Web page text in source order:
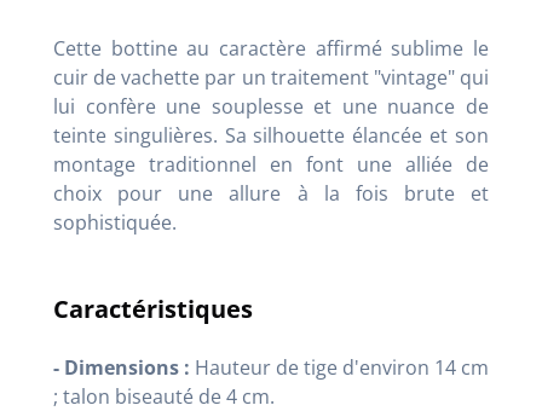
Cette bottine au caractère affirmé sublime le
cuir de vachette par un traitement "vintage" qui
lui confère une souplesse et une nuance de
teinte singulières. Sa silhouette élancée et son
montage traditionnel en font une alliée de
choix pour une allure à la fois brute et
sophistiquée.
Caractéristiques
- Dimensions : Hauteur de tige d'environ 14 cm
; talon biseauté de 4 cm.